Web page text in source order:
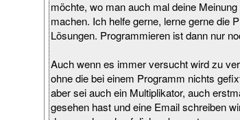
möchte, wo man auch mal deine
machen. Ich helfe gerne, lerne gerne die
Lösungen. Programmieren ist dann nur
Auch wenn es immer versucht wird zu
ohne die bei einem Programm nichts
aber sei auch ein Multiplikator, auch
gesehen hast und eine Email schreiben